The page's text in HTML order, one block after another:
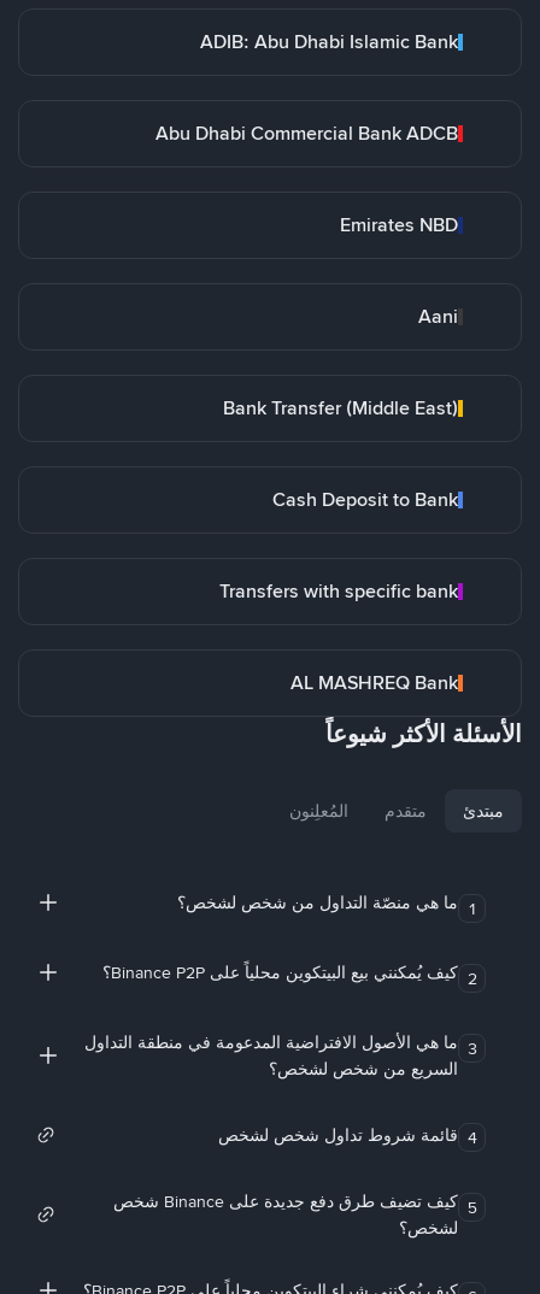
ADIB: Abu Dhabi Islamic Bank
Abu Dhabi Commercial Bank ADCB
Emirates NBD
Aani
Bank Transfer (Middle East)
Cash Deposit to Bank
Transfers with specific bank
AL MASHREQ Bank
الأسئلة الأكثر شيوعاً
مبتدئ متقدم المُعلِنون
1 ما هي منصّة التداول من شخص لشخص؟
2 كيف يُمكنني بيع البيتكوين محلياً على Binance P2P؟
3 ما هي الأصول الافتراضية المدعومة في منطقة التداول
السريع من شخص لشخص؟
4 قائمة شروط تداول شخص لشخص
5
كيف تضيف طرق دفع جديدة على Binance شخص
لشخص؟